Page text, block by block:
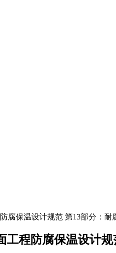
腐保温设计规范 第13部分：
工程防腐保温设计